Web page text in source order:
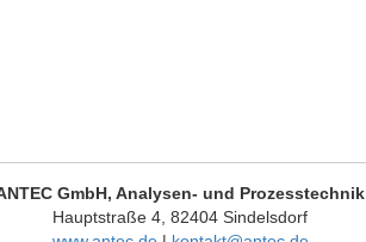
GmbH, Analysen- und Prozesstechnik
Hauptstraße 4, 82404 Sindelsdorf